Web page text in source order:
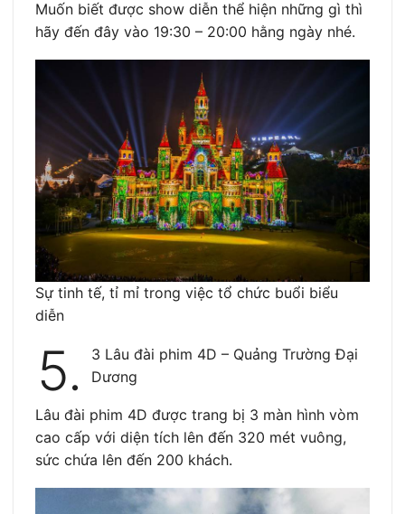
Muốn biết được show diễn thể hiện những gì thì
hãy đến đây vào 19:30 – 20:00 hằng ngày nhé.
Sự tinh tế, tỉ mỉ trong việc tổ chức buổi biểu
diễn
5.
3 Lâu đài phim 4D – Quảng Trường Đại
Dương
Lâu đài phim 4D được trang bị 3 màn hình vòm
cao cấp với diện tích lên đến 320 mét vuông,
sức chứa lên đến 200 khách.